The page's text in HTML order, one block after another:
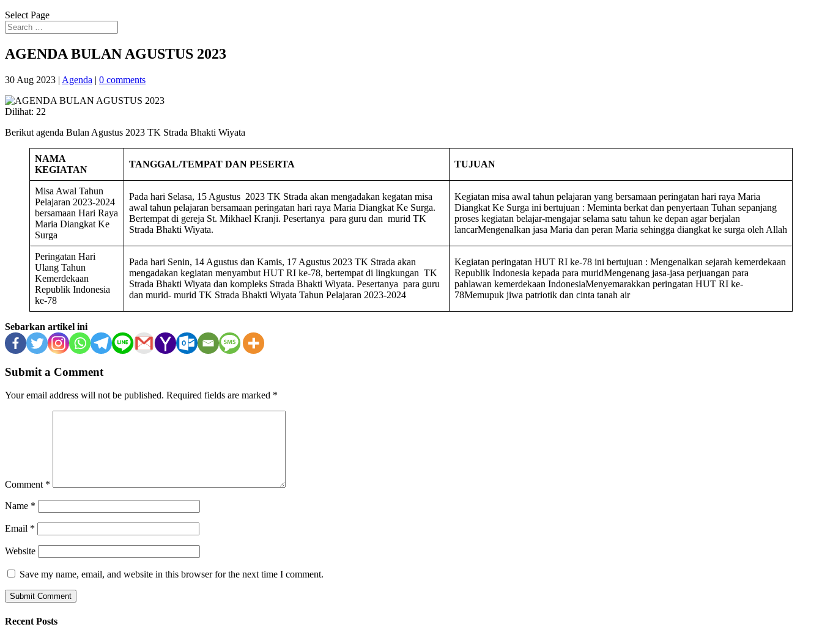
Select Page
AGENDA BULAN AGUSTUS 2023
30 Aug 2023 | Agenda | 0 comments
Dilihat: 22
Berikut agenda Bulan Agustus 2023 TK Strada Bhakti Wiyata
NAMA
KEGIATAN
TANGGAL/TEMPAT DAN PESERTA TUJUAN
Misa Awal Tahun
Pelajaran 2023-2024
bersamaan Hari Raya
Maria Diangkat Ke
Surga
Pada hari Selasa, 15 Agustus 2023 TK Strada akan mengadakan kegatan misa
awal tahun pelajaran bersamaan peringatan hari raya Maria Diangkat Ke Surga.
Bertempat di gereja St. Mikhael Kranji. Pesertanya para guru dan murid TK
Strada Bhakti Wiyata.
Kegiatan misa awal tahun pelajaran yang bersamaan peringatan hari raya Maria
Diangkat Ke Surga ini bertujuan : Meminta berkat dan penyertaan Tuhan sepanjang
proses kegiatan belajar-mengajar selama satu tahun ke depan agar berjalan
lancarMengenalkan jasa Maria dan peran Maria sehingga diangkat ke surga oleh Allah
Peringatan Hari
Ulang Tahun
Kemerdekaan
Republik Indonesia
ke-78
Pada hari Senin, 14 Agustus dan Kamis, 17 Agustus 2023 TK Strada akan
mengadakan kegiatan menyambut HUT RI ke-78, bertempat di lingkungan TK
Strada Bhakti Wiyata dan kompleks Strada Bhakti Wiyata. Pesertanya para guru
dan murid- murid TK Strada Bhakti Wiyata Tahun Pelajaran 2023-2024
Kegiatan peringatan HUT RI ke-78 ini bertujuan : Mengenalkan sejarah kemerdekaan
Republik Indonesia kepada para muridMengenang jasa-jasa perjuangan para
pahlawan kemerdekaan IndonesiaMenyemarakkan peringatan HUT RI ke-
78Memupuk jiwa patriotik dan cinta tanah air
Sebarkan artikel ini
Submit a Comment
Your email address will not be published. Required fields are marked *
Comment *
Name *
Email *
Website
Save my name, email, and website in this browser for the next time I comment.
Recent Posts